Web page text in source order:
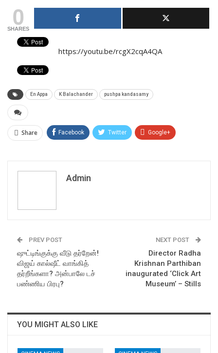
0
SHARES
https://youtu.be/rcgX2cqA4QA
En Appa K Balachander pushpa kandasamy
Share Facebook Twitter Google+
Email
Admin
PREV POST
ஷுட்டிங்குக்கு வீடு தர்றேன்!
விஜய் கால்ஷீட் வாங்கித்
தர்றீங்களா? அன்பாலே டச்
பண்ணிய பிரபு?
NEXT POST
Director Radha
Krishnan Parthiban
inaugurated ‘Click Art
Museum’ – Stills
YOU MIGHT ALSO LIKE